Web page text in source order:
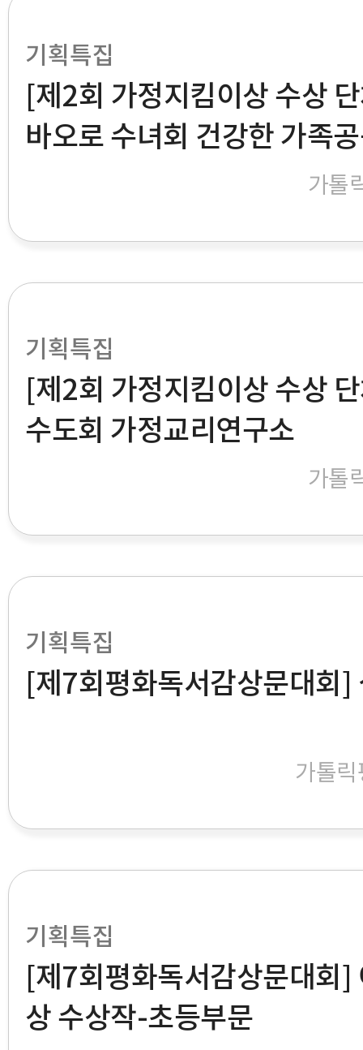
기획특집
[제2회 가정지킴이상 수상
바오로 수녀회 건강한 가족
가톨
기획특집
[제2회 가정지킴이상 수상
수도회 가정교리연구소
가톨
기획특집
[제7회평화독서감상문대회]
가톨
기획특집
[제7회평화독서감상문대회]
상 수상작-초등부문